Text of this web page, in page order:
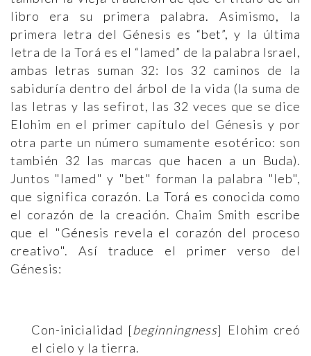
libro era su primera palabra. Asimismo, la
primera letra del Génesis es “bet”, y la última
letra de la Torá es el “lamed” de la palabra Israel,
ambas letras suman 32: los 32 caminos de la
sabiduría dentro del árbol de la vida (la suma de
las letras y las sefirot, las 32 veces que se dice
Elohim en el primer capítulo del Génesis y por
otra parte un número sumamente esotérico: son
también 32 las marcas que hacen a un Buda).
Juntos "lamed" y "bet" forman la palabra "leb",
que significa corazón. La Torá es conocida como
el corazón de la creación. Chaim Smith escribe
que el "Génesis revela el corazón del proceso
creativo". Así traduce el primer verso del
Génesis:
Con-inicialidad [beginningness] Elohim creó
el cielo y la tierra.